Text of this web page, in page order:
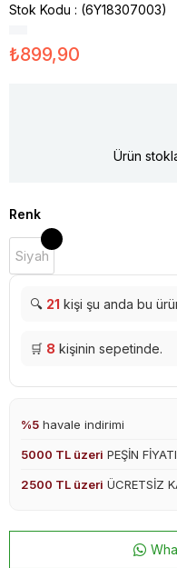
Stok Kodu (6Y18307003)
₺899,90
Ürün
Renk
Siyah
🔍 21 kişi şu anda bu
🛒 8 kişinin sepetinde.
%5 havale indirimi
5000 TL üzeri PEŞİN
2500 TL üzeri ÜCRETSİZ